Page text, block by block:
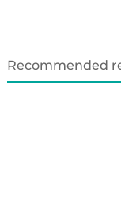
Recommended